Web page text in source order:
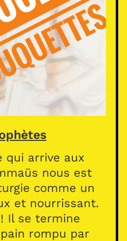
qui arrive aux
nous est
comme un
et nourrissant.
Il se termine
rompu par